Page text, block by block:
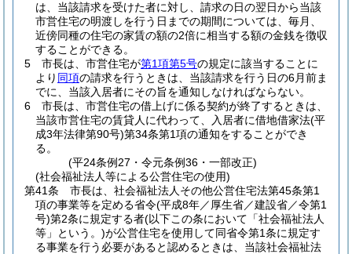
は、当該請求を受けた者に対し、請求の日の翌日から当該
市営住宅の明渡しを行う日までの期間については、毎月、
近傍同種の住宅の家賃の額の2倍に相当する額の金銭を徴収
することができる。
5
市長は、市営住宅が第1項第5号の規定に該当することに
より 同項の請求を行うときは、当該請求を行う日の6月前ま
でに、当該入居者にその旨を通知しなければならない。
6
市長は、市営住宅の借上げに係る契約が終了するときは、
当該市営住宅の賃貸人に代わって、入居者に借地借家法(平
成3年法律第90号)第34条第1項の通知をすることができ
る。
(平24条例27・令元条例36・一部改正)
(社会福祉法人等による公営住宅の使用)
第41条
市長は、社会福祉法人その他公営住宅法第45条第1
項の事業等を定める省令(平成8年／厚生省／建設省／令第1
号)第2条に規定する者(以下この条において「社会福祉法人
等」という。)が公営住宅を使用して同省令第1条に規定す
る事業を行う必要があると認めるときは、当該社会福祉法